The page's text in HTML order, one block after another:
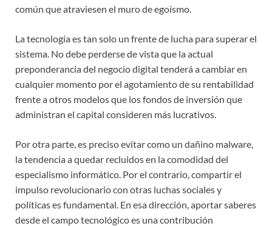
común que atraviesen el muro de egoísmo.
La tecnología es tan solo un frente de lucha para superar el
sistema. No debe perderse de vista que la actual
preponderancia del negocio digital tenderá a cambiar en
cualquier momento por el agotamiento de su rentabilidad
frente a otros modelos que los fondos de inversión que
administran el capital consideren más lucrativos.
Por otra parte, es preciso evitar como un dañino malware,
la tendencia a quedar recluidos en la comodidad del
especialismo informático. Por el contrario, compartir el
impulso revolucionario con otras luchas sociales y
políticas es fundamental. En esa dirección, aportar saberes
desde el campo tecnológico es una contribución